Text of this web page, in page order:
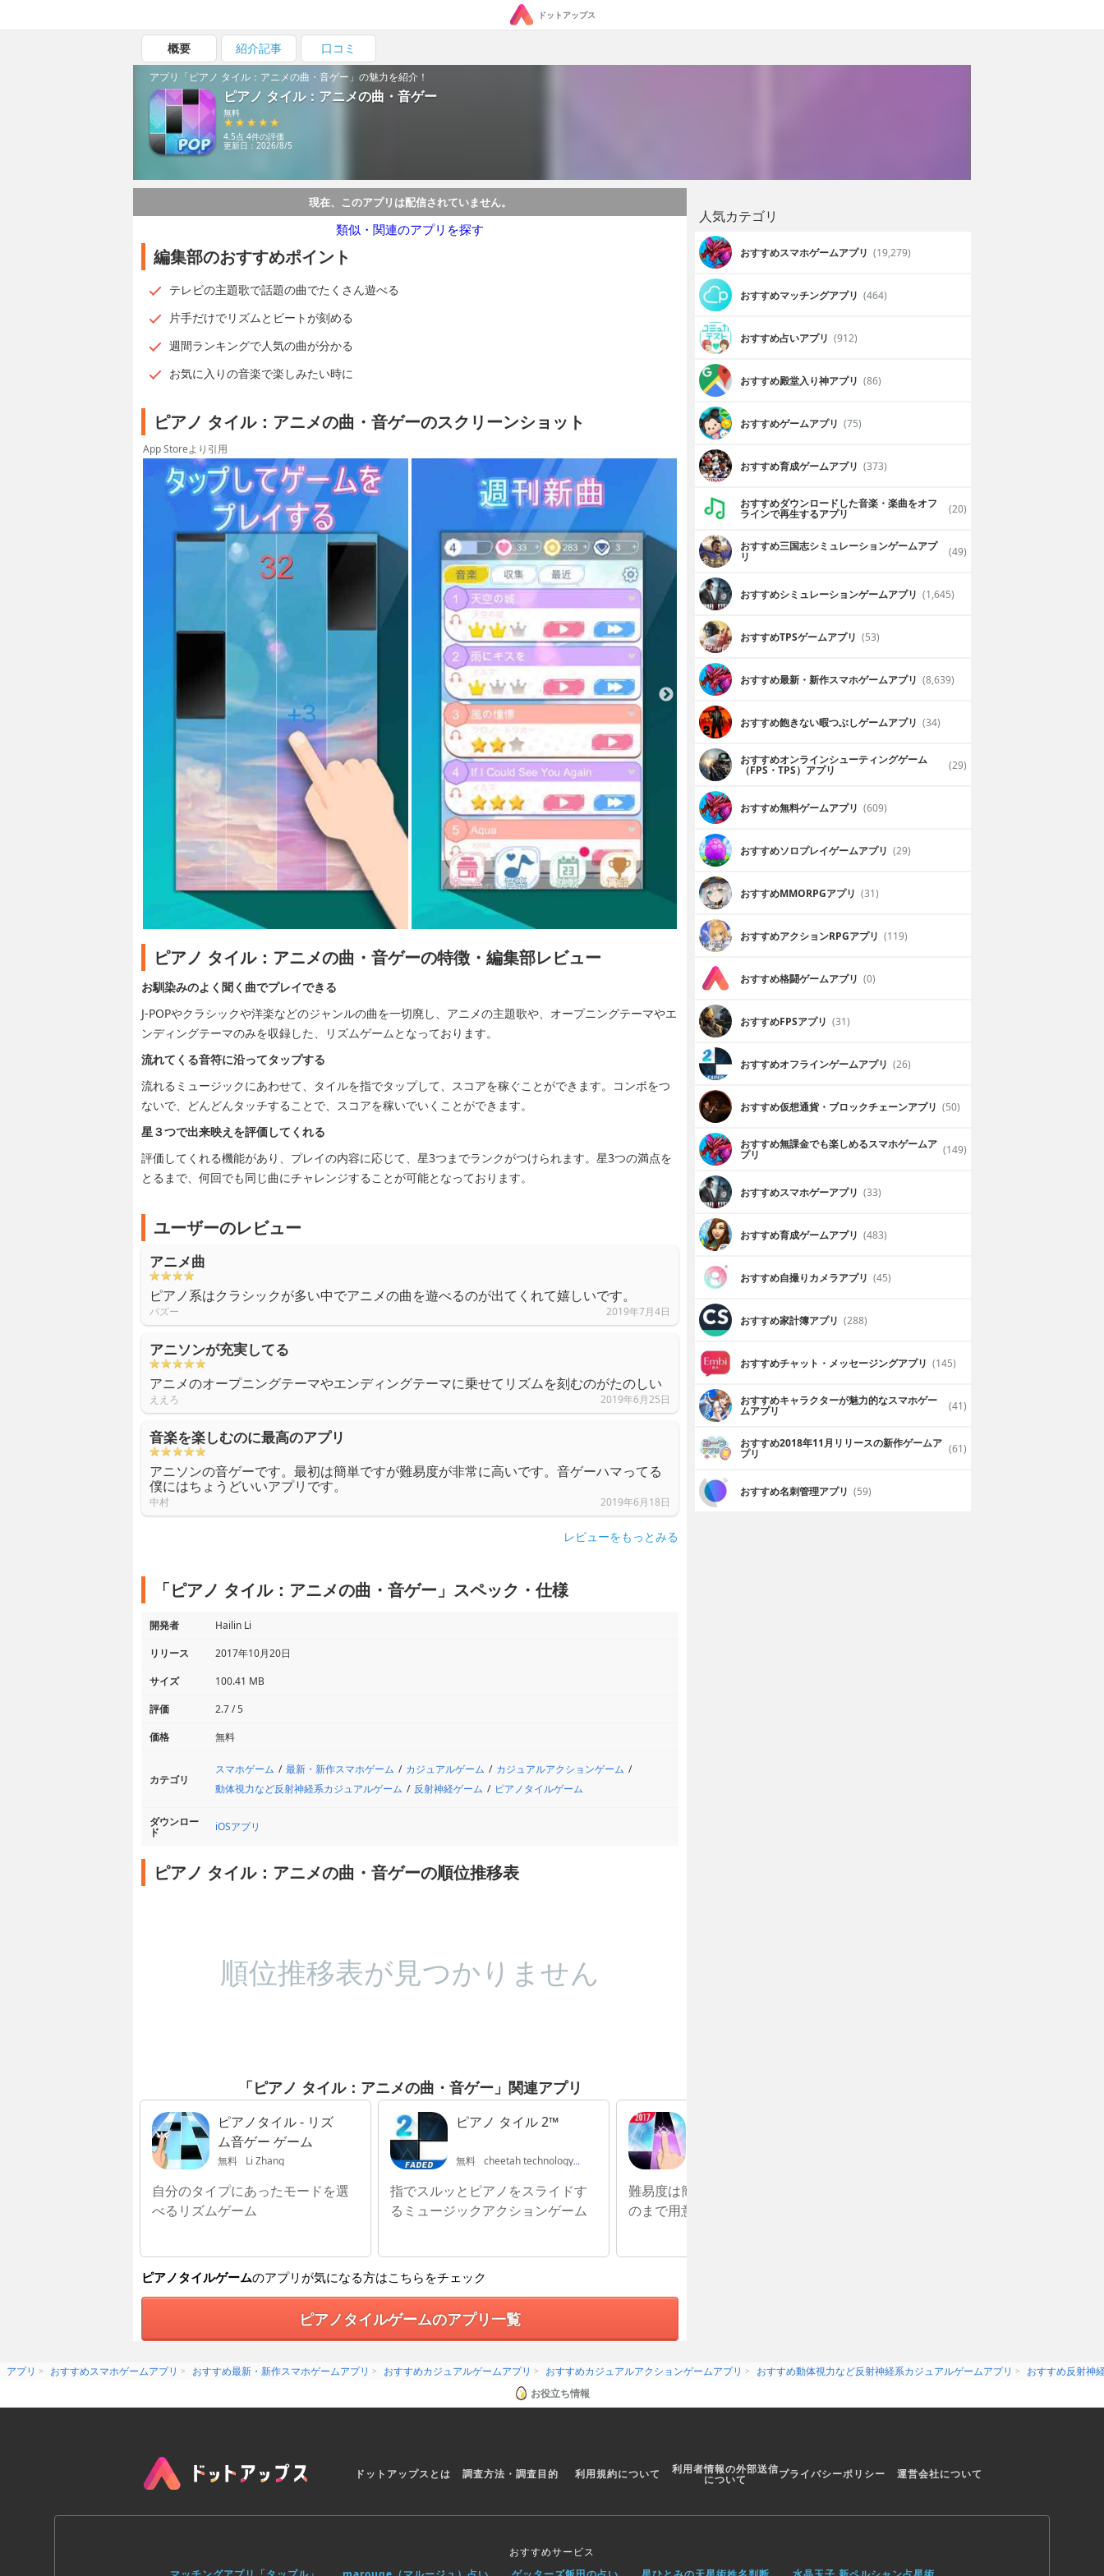
ドットアップス
概要 紹介記事 口コミ
アプリ「ピアノ タイル：アニメの曲・音ゲー」の魅力を紹介！
ピアノ タイル：アニメの曲・音ゲー
無料
4.5点 4件の評価
更新日：2026/8/5
現在、このアプリは配信されていません。
類似・関連のアプリを探す
編集部のおすすめポイント
テレビの主題歌で話題の曲でたくさん遊べる
片手だけでリズムとビートが刻める
週間ランキングで人気の曲が分かる
お気に入りの音楽で楽しみたい時に
ピアノ タイル：アニメの曲・音ゲーのスクリーンショット
App Storeより引用
ピアノ タイル：アニメの曲・音ゲーの特徴・編集部レビュー
お馴染みのよく聞く曲でプレイできる
J-POPやクラシックや洋楽などのジャンルの曲を一切廃し、アニメの主題歌や、オープニングテーマやエ
ンディングテーマのみを収録した、リズムゲームとなっております。
流れてくる音符に沿ってタップする
流れるミュージックにあわせて、タイルを指でタップして、スコアを稼ぐことができます。コンボをつ
ないで、どんどんタッチすることで、スコアを稼いでいくことができます。
星３つで出来映えを評価してくれる
評価してくれる機能があり、プレイの内容に応じて、星3つまでランクがつけられます。星3つの満点を
とるまで、何回でも同じ曲にチャレンジすることが可能となっております。
ユーザーのレビュー
アニメ曲
ピアノ系はクラシックが多い中でアニメの曲を遊べるのが出てくれて嬉しいです。
パズー 2019年7月4日
アニソンが充実してる
アニメのオープニングテーマやエンディングテーマに乗せてリズムを刻むのがたのしい
ええろ 2019年6月25日
音楽を楽しむのに最高のアプリ
アニソンの音ゲーです。最初は簡単ですが難易度が非常に高いです。音ゲーハマってる
僕にはちょうどいいアプリです。
中村 2019年6月18日
レビューをもっとみる
「ピアノ タイル：アニメの曲・音ゲー」スペック・仕様
開発者
Hailin Li
リリース
2017年10月20日
サイズ
100.41 MB
評価
2.7 / 5
価格
無料
カテゴリ
スマホゲーム 最新・新作スマホゲーム カジュアルゲーム
カジュアルアクションゲーム
動体視力など反射神経系カジュアルゲーム
反射神経ゲーム ピアノタイルゲーム
ダウンロー
ド iOSアプリ
ピアノ タイル：アニメの曲・音ゲーの順位推移表
順位推移表が見つかりません
「ピアノ タイル：アニメの曲・音ゲー」関連アプリ
ピアノタイル - リズ
ム音ゲー ゲーム
無料 Li Zhang
自分のタイプにあったモードを選
べるリズムゲーム
ピアノ タイル 2™
無料 cheetah technology corporation limited
指でスルッとピアノをスライドす
るミュージックアクションゲーム
難易度は簡単なものから難しいも
のまで用意されている
ピアノタイルゲームのアプリが気になる方はこちらをチェック
ピアノタイルゲームのアプリ一覧
人気カテゴリ
おすすめスマホゲームアプリ (19,279)
おすすめマッチングアプリ (464)
おすすめ占いアプリ (912)
おすすめ殿堂入り神アプリ (86)
おすすめゲームアプリ (75)
おすすめ育成ゲームアプリ (373)
おすすめダウンロードした音楽・楽曲をオフ
ラインで再生するアプリ (20)
おすすめ三国志シミュレーションゲームアプ
リ (49)
おすすめシミュレーションゲームアプリ (1,645)
おすすめTPSゲームアプリ (53)
おすすめ最新・新作スマホゲームアプリ (8,639)
おすすめ飽きない暇つぶしゲームアプリ (34)
おすすめオンラインシューティングゲーム
（FPS・TPS）アプリ (29)
おすすめ無料ゲームアプリ (609)
おすすめソロプレイゲームアプリ (29)
おすすめ MMORPGアプリ (31)
おすすめアクションRPGアプリ (119)
おすすめ格闘ゲームアプリ (0)
おすすめFPSアプリ (31)
おすすめオフラインゲームアプリ (26)
おすすめ仮想通貨・ブロックチェーンアプリ (50)
おすすめ無課金でも楽しめるスマホゲームア
プリ (149)
おすすめスマホゲーアプリ (33)
おすすめ育成ゲームアプリ (483)
おすすめ自撮りカメラアプリ (45)
おすすめ家計簿アプリ (288)
おすすめチャット・メッセージングアプリ (145)
おすすめキャラクターが魅力的なスマホゲー
ムアプリ (41)
おすすめ2018年11月リリースの新作ゲームア
プリ (61)
おすすめ名刺管理アプリ (59)
アプリ おすすめスマホゲームアプリ おすすめ最新・新作スマホゲームアプリ おすすめカジュアルゲームアプリ おすすめカジュアルアクションゲームアプリ おすすめ動体視力など反射神経系カジュアルゲームアプリ
おすすめ反射神
お役立ち情報
ドットアップスとは 調査方法・調査目的 利用規約について 利用者情報の外部送信
について プライバシーポリシー 運営会社について
おすすめサービス